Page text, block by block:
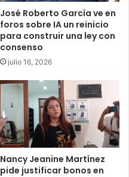
José Roberto García ve en
foros sobre IA un reinicio
para construir una ley con
consenso
julio 16, 2026
Nancy Jeanine Martínez
pide justificar bonos en